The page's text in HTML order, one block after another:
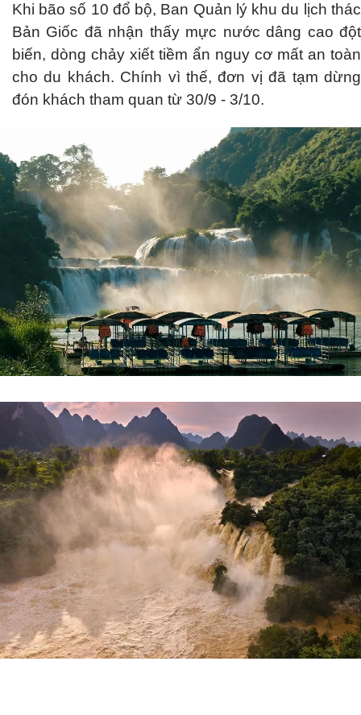
Khi bão số 10 đổ bộ, Ban Quản lý khu du lịch thác
Bản Giốc đã nhận thấy mực nước dâng cao đột
biến, dòng chảy xiết tiềm ẩn nguy cơ mất an toàn
cho du khách. Chính vì thế, đơn vị đã tạm dừng
đón khách tham quan từ 30/9 - 3/10.